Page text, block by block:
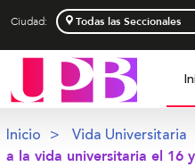
Ciudad:
Inicio Vida Universitaria
a la vida universitaria el 16